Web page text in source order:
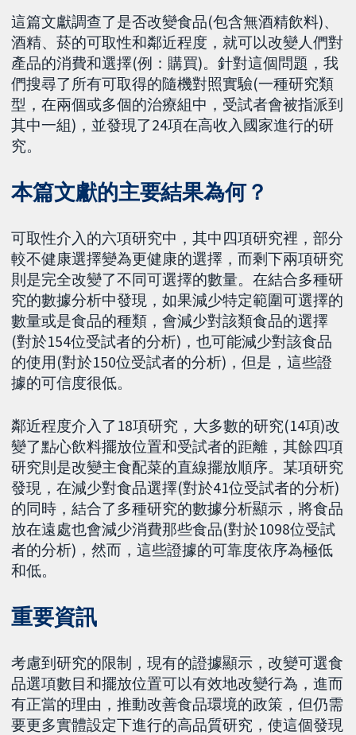
這篇文獻調查了是否改變食品(包含無酒精飲料)、
酒精、菸的可取性和鄰近程度，就可以改變人們對
產品的消費和選擇(例：購買)。針對這個問題，我
們搜尋了所有可取得的隨機對照實驗(一種研究類
型，在兩個或多個的治療組中，受試者會被指派到
其中一組)，並發現了24項在高收入國家進行的研
究。
本篇文獻的主要結果為何？
可取性介入的六項研究中，其中四項研究裡，部分
較不健康選擇變為更健康的選擇，而剩下兩項研究
則是完全改變了不同可選擇的數量。在結合多種研
究的數據分析中發現，如果減少特定範圍可選擇的
數量或是食品的種類，會減少對該類食品的選擇
(對於154位受試者的分析)，也可能減少對該食品
的使用(對於150位受試者的分析)，但是，這些證
據的可信度很低。
鄰近程度介入了18項研究，大多數的研究(14項)改
變了點心飲料擺放位置和受試者的距離，其餘四項
研究則是改變主食配菜的直線擺放順序。某項研究
發現，在減少對食品選擇(對於41位受試者的分析)
的同時，結合了多種研究的數據分析顯示，將食品
放在遠處也會減少消費那些食品(對於1098位受試
者的分析)，然而，這些證據的可靠度依序為極低
和低。
重要資訊
考慮到研究的限制，現有的證據顯示，改變可選食
品選項數目和擺放位置可以有效地改變行為，進而
有正當的理由，推動改善食品環境的政策，但仍需
要更多實體設定下進行的高品質研究，使這個發現